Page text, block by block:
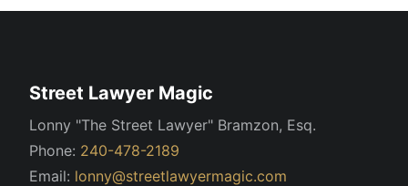
Street Lawyer Magic
Lonny "The Street Lawyer" Bramzon, Esq.
Phone: 240-478-2189
Email: lonny@streetlawyermagic.com